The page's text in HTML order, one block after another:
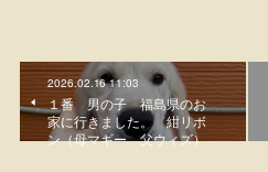
2026.02.16 11:03
１番 男の子 福島県のお
家に行きました。 紺リボ
ン（母マギー 父ウィズ）